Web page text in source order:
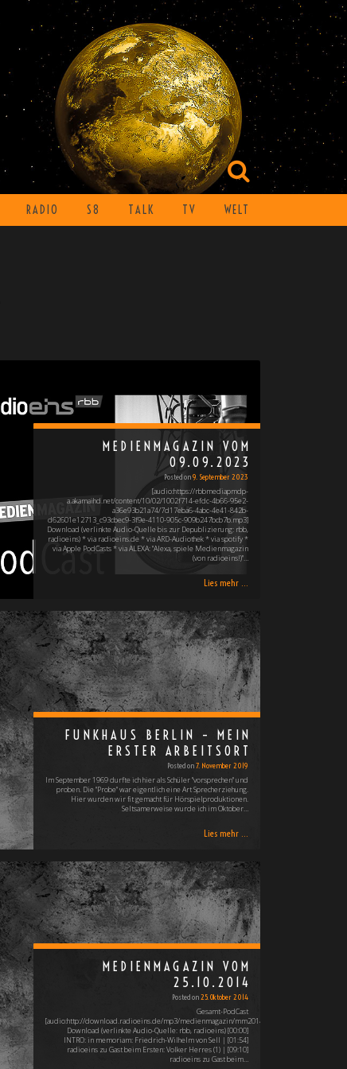
RADIO S8 TALK TV WELT
MEDIENMAGAZIN VOM
09.09.2023
Posted on9. September 2023
[audio:https://rbbmediapmdp-
a.akamaihd.net/content/10/02/1002f714-efdc-4b66-95e2-
a36e93b21a74/7d17eba6-4abc-4e41-842b-
d62601e12713_c93cbec9-3f9e-4110-905c-909b247bcb7b.mp3]
Download (verlinkte Audio-Quelle bis zur Depublizierung: rbb,
radioeins) * via radioeins.de * via ARD-Audiothek * via spotify *
via Apple PodCasts * via ALEXA: "Alexa, spiele Medienmagazin
(von radioeins!)"…
Lies mehr ...
FUNKHAUS BERLIN – MEIN
ERSTER ARBEITSORT
Posted on7. November 2019
Im September 1969 durfte ich hier als Schüler "vorsprechen" und
proben. Die "Probe" war eigentlich eine Art Sprecherziehung.
Hier wurden wir fit gemacht für Hörspielproduktionen.
Seltsamerweise wurde ich im Oktober…
Lies mehr ...
MEDIENMAGAZIN VOM
25.10.2014
Posted on25. Oktober 2014
Gesamt-PodCast
[audio:http://download.radioeins.de/mp3/medienmagazin/mm20141025.mp3]
Download (verlinkte Audio-Quelle: rbb, radioeins) [00:00]
INTRO: in memoriam: Friedrich-Wilhelm von Sell | [01:54]
radioeins zu Gast beim Ersten: Volker Herres (1) | [09:10]
radioeins zu Gast beim…